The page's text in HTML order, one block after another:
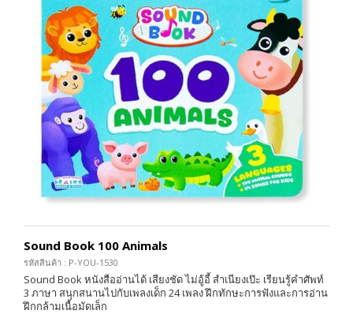
Sound Book 100 Animals
รหัสสินค้า : P-YOU-1530
Sound Book หนังสืออ่านได้ เสียงชัด ไม่อู้อี้ สำเนียงเป๊ะ เรียนรู้คำศัพท์
3 ภาษา สนุกสนานไปกับเพลงเด็ก 24 เพลง ฝึกทักษะการฟังและการอ่าน
ฝึกกล้ามเนื้อมัดเล็ก